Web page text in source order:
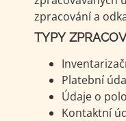
zpracování a
TYPY
Platební
Údaje o
Kontaktní